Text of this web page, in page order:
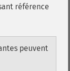
référence
peuvent